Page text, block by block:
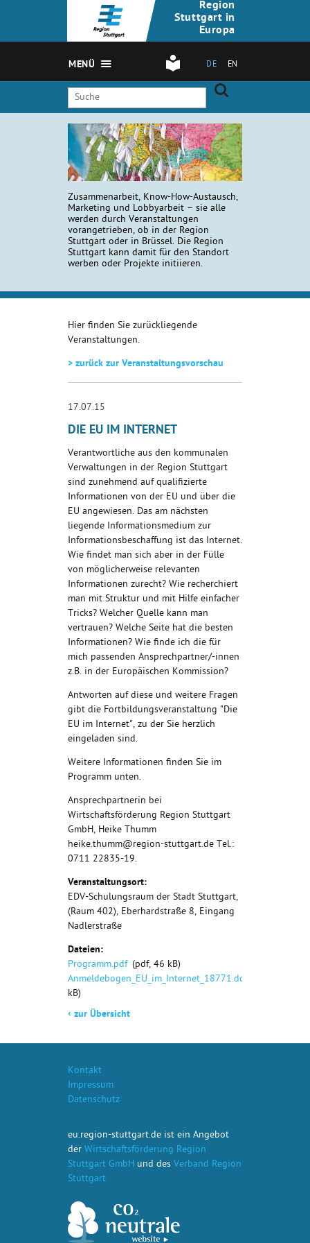
Region
Stuttgart in
Europa
DE EN
MENÜ
Zusammenarbeit, Know-How-Austausch,
Marketing und Lobbyarbeit – sie alle
werden durch Veranstaltungen
vorangetrieben, ob in der Region
Stuttgart oder in Brüssel. Die Region
Stuttgart kann damit für den Standort
werben oder Projekte initiieren.
Hier finden Sie zurückliegende
Veranstaltungen.
> zurück zur Veranstaltungsvorschau
17.07.15
DIE EU IM INTERNET
Verantwortliche aus den kommunalen
Verwaltungen in der Region Stuttgart
sind zunehmend auf qualifizierte
Informationen von der EU und über die
EU angewiesen. Das am nächsten
liegende Informationsmedium zur
Informationsbeschaffung ist das Internet.
Wie findet man sich aber in der Fülle
von möglicherweise relevanten
Informationen zurecht? Wie recherchiert
man mit Struktur und mit Hilfe einfacher
Tricks? Welcher Quelle kann man
vertrauen? Welche Seite hat die besten
Informationen? Wie finde ich die für
mich passenden Ansprechpartner/-innen
z.B. in der Europäischen Kommission?
Antworten auf diese und weitere Fragen
gibt die Fortbildungsveranstaltung "Die
EU im Internet", zu der Sie herzlich
eingeladen sind.
Weitere Informationen finden Sie im
Programm unten.
Ansprechpartnerin bei
Wirtschaftsförderung Region Stuttgart
GmbH, Heike Thumm
heike.thumm@region-stuttgart.de Tel.:
0711 22835-19.
Veranstaltungsort:
EDV-Schulungsraum der Stadt Stuttgart,
(Raum 402), Eberhardstraße 8, Eingang
Nadlerstraße
Dateien:
Programm.pdf (pdf, 46 kB)
Anmeldebogen_EU_im_Internet_18771.doc
kB)
‹ zur Übersicht
Kontakt
Impressum
Datenschutz
eu.region-stuttgart.de ist ein Angebot
der Wirtschaftsförderung Region
Stuttgart GmbH und des Verband Region
Stuttgart